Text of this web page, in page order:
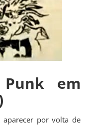
em
aparecer por volta de